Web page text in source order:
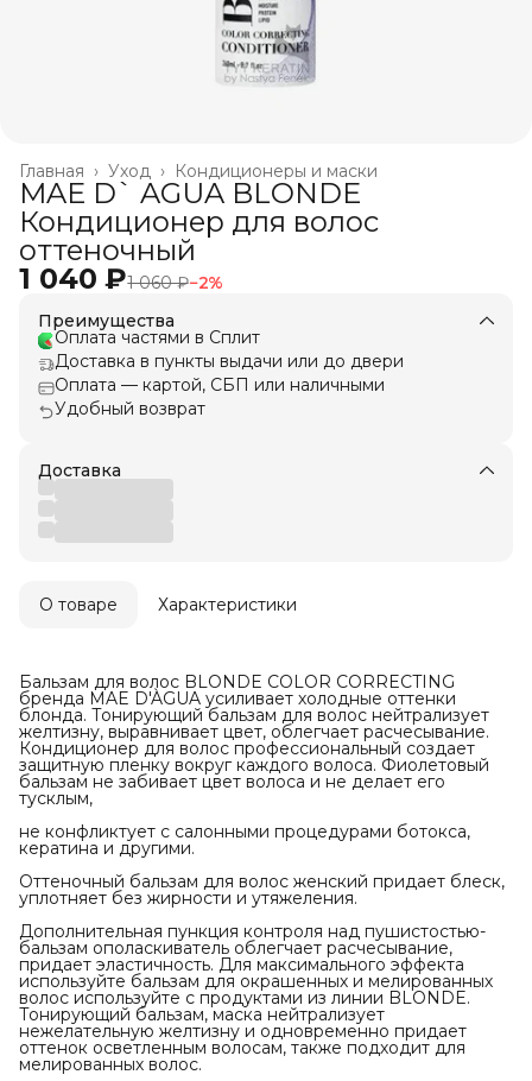
Кондиционеры и маски
Уход ›
Главная ›
MAE D` AGUA BLONDE
Кондиционер для волос
оттеночный
1 040 ₽1 060 ₽−2%
Преимущества
Оплата частями в Сплит
Доставка в пункты выдачи или до двери
Оплата — картой, СБП или наличными
Удобный возврат
Доставка
О товаре Характеристики
Бальзам для волос BLONDE COLOR CORRECTING
бренда MAE D'ÀGUA усиливает холодные оттенки
блонда. Тонирующий бальзам для волос нейтрализует
желтизну, выравнивает цвет, облегчает расчесывание.
Кондиционер для волос профессиональный создает
защитную пленку вокруг каждого волоса. Фиолетовый
бальзам не забивает цвет волоса и не делает его
тусклым,
не конфликтует с салонными процедурами ботокса,
кератина и другими.
Оттеночный бальзам для волос женский придает блеск,
уплотняет без жирности и утяжеления.
Дополнительная пункция контроля над пушистостью-
бальзам ополаскиватель облегчает расчесывание,
придает эластичность. Для максимального эффекта
используйте бальзам для окрашенных и мелированных
волос используйте с продуктами из линии BLONDE.
Тонирующий бальзам, маска нейтрализует
нежелательную желтизну и одновременно придает
оттенок осветленным волосам, также подходит для
мелированных волос.